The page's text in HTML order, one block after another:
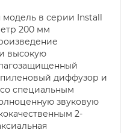
модель в серии Install
200 мм
высокую
диффузор и
специальным
звуковую
2-